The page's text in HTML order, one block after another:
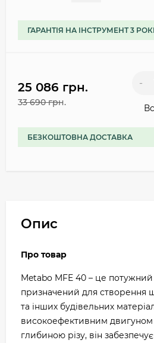
ГАРАНТІЯ НА ІНСТРУМЕНТ 3
25 086 грн.
33 690 грн.
-
БЕЗКОШТОВНА ДОСТАВКА
Опис
Про товар
Metabo MFE 40 – це
призначений для створення
та інших будівельних
високоефективним
глибиною різу, він забезпечує